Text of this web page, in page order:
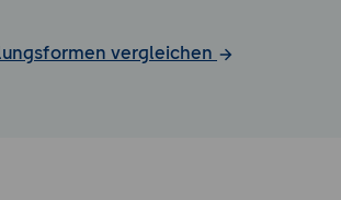
vergleichen